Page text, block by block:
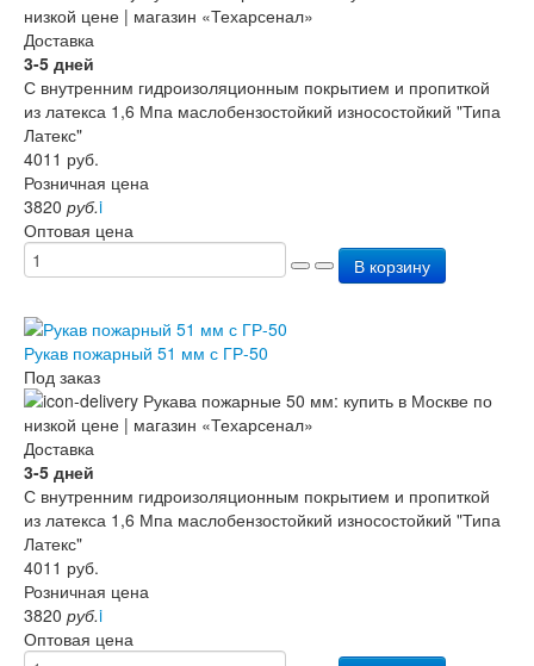
Доставка
3-5 дней
С внутренним гидроизоляционным покрытием и пропиткой
из латекса 1,6 Мпа маслобензостойкий износостойкий "Типа
Латекс"
4011 руб.
Розничная цена
3820 руб.i
Оптовая цена
В корзину
Рукав пожарный 51 мм с ГР-50
Под заказ
Доставка
3-5 дней
С внутренним гидроизоляционным покрытием и пропиткой
из латекса 1,6 Мпа маслобензостойкий износостойкий "Типа
Латекс"
4011 руб.
Розничная цена
3820 руб.i
Оптовая цена